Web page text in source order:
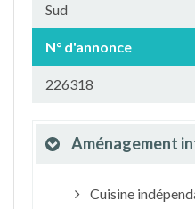
Sud
N° d'annonce
226318
Aménagement
Cuisine